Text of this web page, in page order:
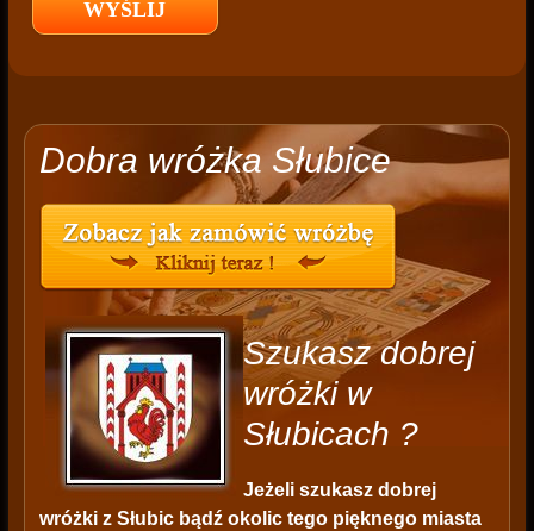
Dobra wróżka Słubice
Szukasz dobrej
wróżki w
Słubicach ?
Jeżeli szukasz dobrej
wróżki z Słubic bądź okolic tego pięknego miasta